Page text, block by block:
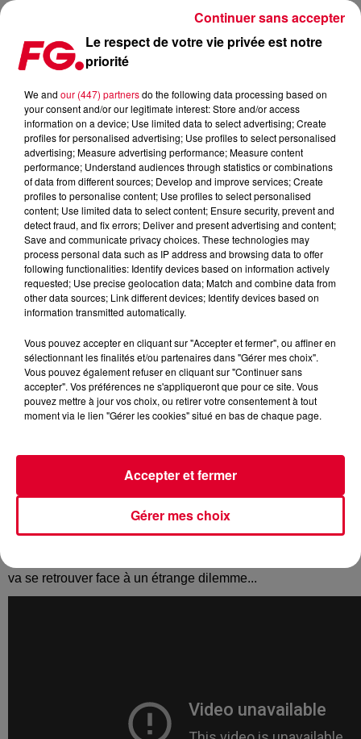
SORTIES CINÉMA – MERCREDI 24 JANVIER
Publié : 24 janvier 2018 à 9h44 par La rédaction
Les sorties ciné de la semaine et au menu : de l'action avec
sur le sucre...
Si vous aimez les films d'action auxquels nous a habitué
Liam Neeson, vous devez aller voirThe Passenger.
Quatrième collaboration déjà pour Liam Neeson avec le
réalisateur deSans IdentiéouNight Run. Cette fois, Liam
va se retrouver face à un étrange dilemme...
Le respect de votre vie privée est notre
priorité
We and our (447) partnersdo the following data processing based on
your consent and/or our legitimate interest: Store and/or access
information on a device; Use limited data to select advertising; Create
profiles for personalised advertising; Use profiles to select personalised
advertising; Measure advertising performance; Measure content
performance; Understand audiences through statistics or combinations
of data from different sources; Develop and improve services; Create
profiles to personalise content; Use profiles to select personalised
content; Use limited data to select content; Ensure security, prevent and
detect fraud, and fix errors; Deliver and present advertising and content;
Save and communicate privacy choices. These technologies may
process personal data such as IP address and browsing data to offer
following functionalities: Identify devices based on information actively
requested; Use precise geolocation data; Match and combine data from
other data sources; Link different devices; Identify devices based on
information transmitted automatically.
Vous pouvez accepter en cliquant sur "Accepter et fermer", ou affiner en
sélectionnant les finalités et/ou partenaires dans "Gérer mes choix".
Vous pouvez également refuser en cliquant sur "Continuer sans
accepter". Vos préférences ne s'appliqueront que pour ce site. Vous
pouvez mettre à jour vos choix, ou retirer votre consentement à tout
moment via le lien "Gérer les cookies" situé en bas de chaque page.
Gérer mes choix
Accepter et fermer
Continuer sans accepter